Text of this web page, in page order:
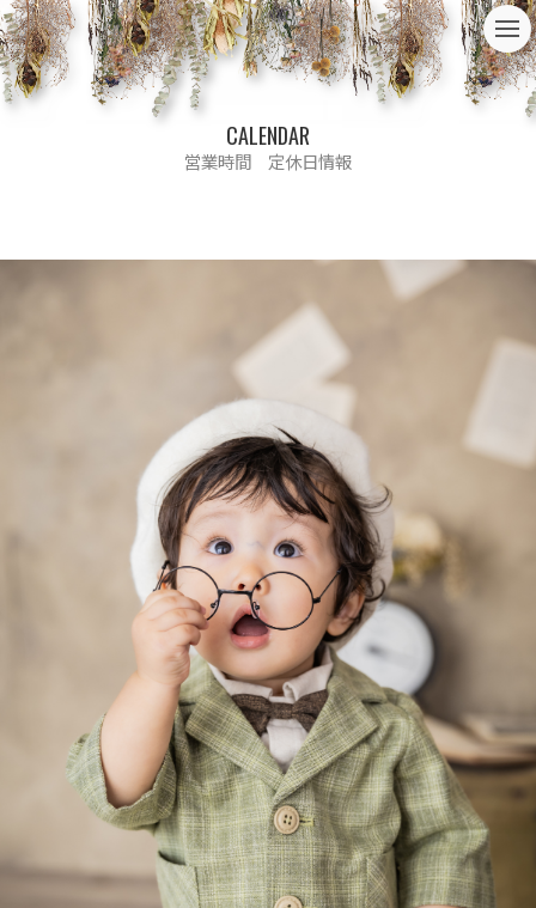
CALENDAR
営業時間 定休日情報
t
o
g
g
i